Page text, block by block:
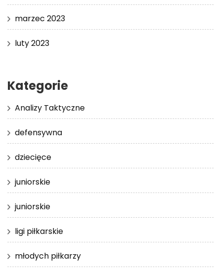
marzec 2023
luty 2023
Kategorie
Analizy Taktyczne
defensywna
dziecięce
juniorskie
juniorskie
ligi piłkarskie
młodych piłkarzy